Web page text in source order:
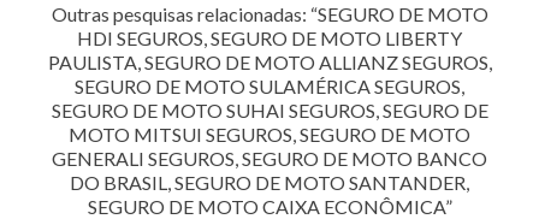
Outras pesquisas relacionadas: “SEGURO DE MOTO
HDI SEGUROS, SEGURO DE MOTO LIBERTY
PAULISTA, SEGURO DE MOTO ALLIANZ SEGUROS,
SEGURO DE MOTO SULAMÉRICA SEGUROS,
SEGURO DE MOTO SUHAI SEGUROS, SEGURO DE
MOTO MITSUI SEGUROS, SEGURO DE MOTO
GENERALI SEGUROS, SEGURO DE MOTO BANCO
DO BRASIL, SEGURO DE MOTO SANTANDER,
SEGURO DE MOTO CAIXA ECONÔMICA”